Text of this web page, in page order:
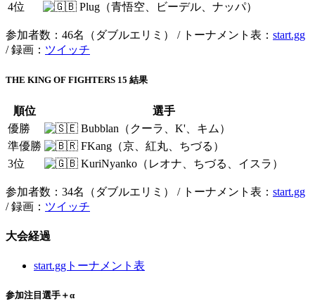
4位
Plug（青悟空、ビーデル、ナッパ）
参加者数：46名（ダブルエリミ） / トーナメント表： start.gg
/ 録画： ツイッチ
THE KING OF FIGHTERS 15 結果
順位
選手
優勝
Bubblan（クーラ、K'、キム）
準優勝
FKang（京、紅丸、ちづる）
3位
KuriNyanko（レオナ、ちづる、イスラ）
参加者数：34名（ダブルエリミ） / トーナメント表： start.gg
/ 録画： ツイッチ
大会経過
start.ggトーナメント表
参加注目選手＋α